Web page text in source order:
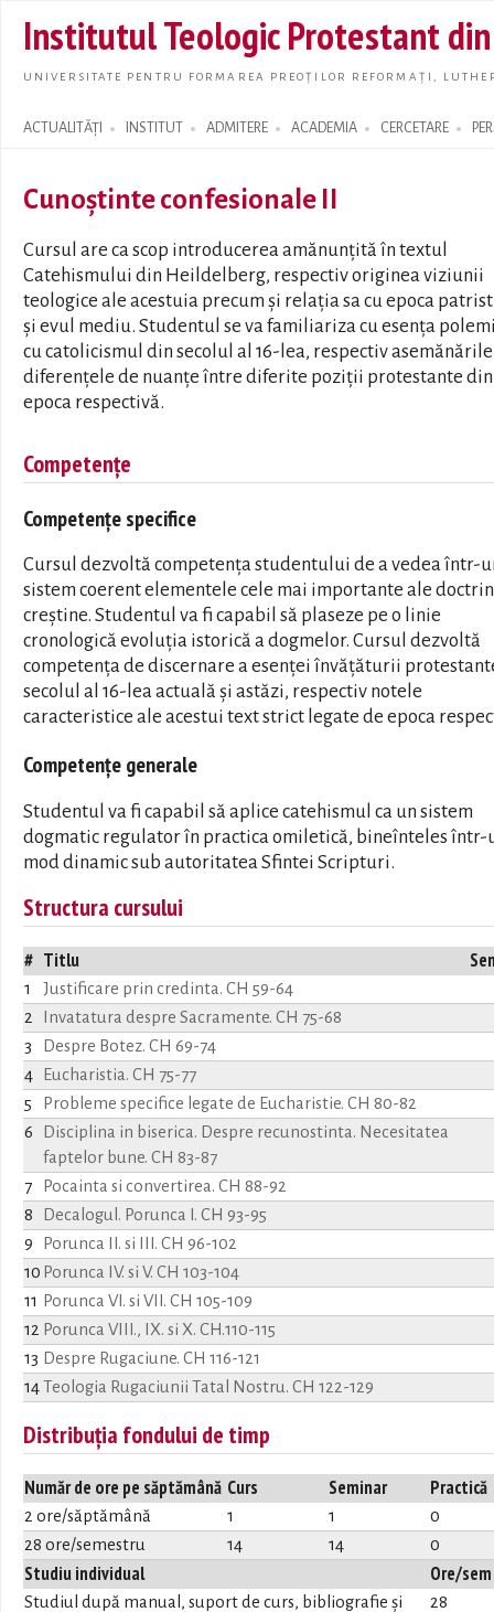
main
Institutul Teologic Protestant
UNIVERSITATE PENTRU FORMAREA PREOȚILOR REFORMAȚI,
ACTUALITĂȚI INSTITUT ADMITERE ACADEMIA CERCETARE
Search form
Cunoștinte confesionale II
Cursul are ca scop introducerea amănunțită în textul
Catehismului din Heildelberg, respectiv originea viziunii
teologice ale acestuia precum și relația sa cu epoca
și evul mediu. Studentul se va familiariza cu esența
cu catolicismul din secolul al 16-lea, respectiv
diferențele de nuanțe între diferite poziții protestante din
epoca respectivă.
Competențe
Competențe specifice
Cursul dezvoltă competența studentului de a vedea într-
sistem coerent elementele cele mai importante ale
creștine. Studentul va fi capabil să plaseze pe o linie
cronologică evoluția istorică a dogmelor. Cursul dezvoltă
competența de discernare a esenței învățăturii
secolul al 16-lea actuală și astăzi, respectiv notele
caracteristice ale acestui text strict legate de epoca
Competențe generale
Studentul va fi capabil să aplice catehismul ca un sistem
dogmatic regulator în practica omiletică, bineînteles într-
mod dinamic sub autoritatea Sfintei Scripturi.
Structura cursului
# Titlu
1
Justificare prin credinta. CH 59-64
2
Invatatura despre Sacramente. CH 75-68
3
Despre Botez. CH 69-74
4
Eucharistia. CH 75-77
5
Probleme specifice legate de Eucharistie. CH 80-82
6
Disciplina in biserica. Despre recunostinta. Necesitatea
faptelor bune. CH 83-87
7
Pocainta si convertirea. CH 88-92
8
Decalogul. Porunca I. CH 93-95
9
Porunca II. si III. CH 96-102
10 Porunca IV. si V. CH 103-104
11
Porunca VI. si VII. CH 105-109
12 Porunca VIII., IX. si X. CH.110-115
13 Despre Rugaciune. CH 116-121
14Teologia Rugaciunii Tatal Nostru. CH 122-129
Distribuția fondului de timp
Număr de ore pe săptămână Curs Seminar Practică
2 ore/săptămână 1 1
0
28 ore/semestru
14 14 0
Studiu individual Ore/sem
Studiul după manual, suport de curs, bibliografie și
28